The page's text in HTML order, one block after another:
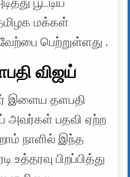
மக்கள்
பெற்றுள்ளது .
விஜய்
இளைய தளபதி
அவர்கள் பதவி ஏற்ற
நாளில் இந்த
உத்தரவு பிறப்பித்து